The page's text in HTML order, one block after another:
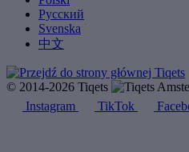
Русский
Svenska
中文
© 2014-2026 Tiqets
Instagram
TikTok